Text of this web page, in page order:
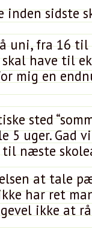
inden sidste
uni, fra 16
have til
mig en
sted
5 uger. Gad
næste
at tale
har ret
ikke at